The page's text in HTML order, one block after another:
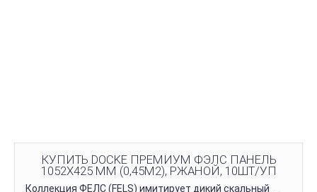
КУПИТЬ DOCKE ПРЕМИУМ ФЭЛС ПАНЕЛЬ
1052Х425 ММ (0,45М2), РЖАНОЙ, 10ШТ/УП
Коллекция ФЕЛС (FELS) имитирует дикий скальный